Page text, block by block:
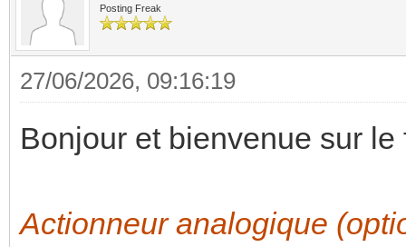
Posting Freak
27/06/2026, 09:16:19
Bonjour et bienvenue sur le
Actionneur analogique